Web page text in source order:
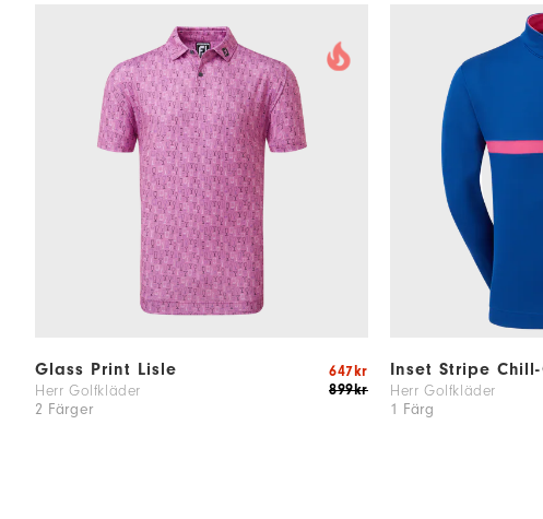
Glass Print Lisle
Herr Golfkläder
2 Färger
899kr
647kr Inset Stripe Chill-
Herr Golfkläder
1 Färg